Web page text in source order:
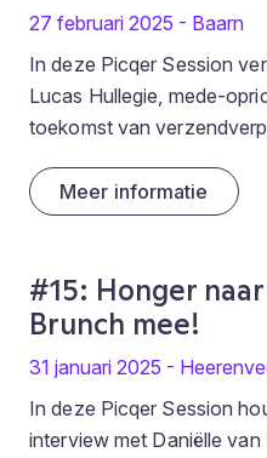
27 februari 2025 - Baarn
In deze Picqer Session
Lucas Hullegie, mede-
toekomst van
Meer informatie
#15: Honger
Brunch mee!
31 januari 2025 -
In deze Picqer Session
interview met Daniëlle